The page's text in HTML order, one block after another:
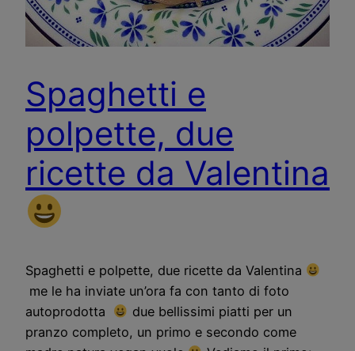
Spaghetti e
polpette, due
ricette da Valentina
Spaghetti e polpette, due ricette da Valentina
me le ha inviate un’ora fa con tanto di foto
autoprodotta
due bellissimi piatti per un
pranzo completo, un primo e secondo come